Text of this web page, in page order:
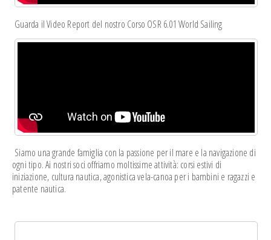
Guarda il Video Report del nostro Corso OSR 6.01 World Sailing
Siamo una grande famiglia con la passione per il mare e la navigazione di
ogni tipo. Ai nostri soci offriamo moltissime attività: corsi estivi di
iniziazione, cultura nautica, agonistica vela-canoa per i bambini e ragazzi e
patente nautica.